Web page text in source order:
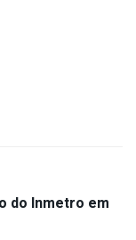
do Inmetro em